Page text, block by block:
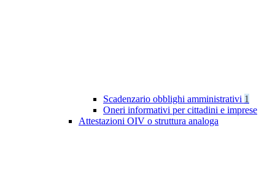
Scadenzario obblighi amministrativi 1
Oneri informativi per cittadini e imprese
Attestazioni OIV o struttura analoga